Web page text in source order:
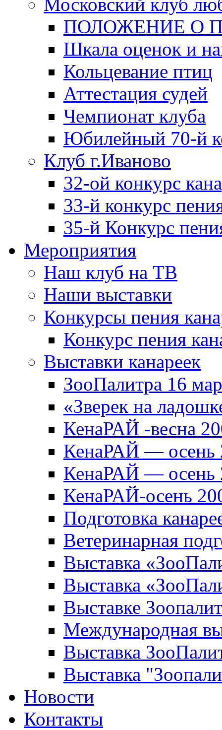
ПОЛОЖЕНИЕ О
Шкала оценок и
Кольцевание птиц
Аттестация судей
Чемпионат клуба
Юбилейный 70-й
Клуб г.Иваново
32-ой конкурс
33-й конкурс
35-й Конкурс
Мероприятия
Наш клуб на ТВ
Наши выставки
Конкурсы пения
Конкурс пения
Выставки канареек
ЗооПалитра 16
«Зверек на
КенаРАЙ -весна
КенаРАЙ — осень
КенаРАЙ — осень
КенаРАЙ-осень
Подготовка
Ветеринарная
Выставка
Выставка
Выставке
Международная
Выставка
Выставка
Новости
Контакты